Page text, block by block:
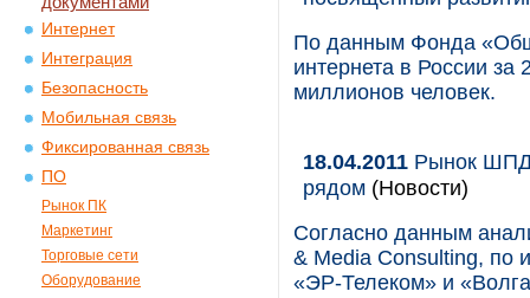
Интернет
Интеграция
Безопасность
Мобильная связь
Фиксированная связь
ПО
Рынок ПК
Маркетинг
Торговые сети
Оборудование
По данным Фонда
интернета в России за
миллионов человек.
18.04.2011 Рынок ШПД
рядом (Новости)
Согласно данным
& Media Consulting, по
«ЭР-Телеком» и